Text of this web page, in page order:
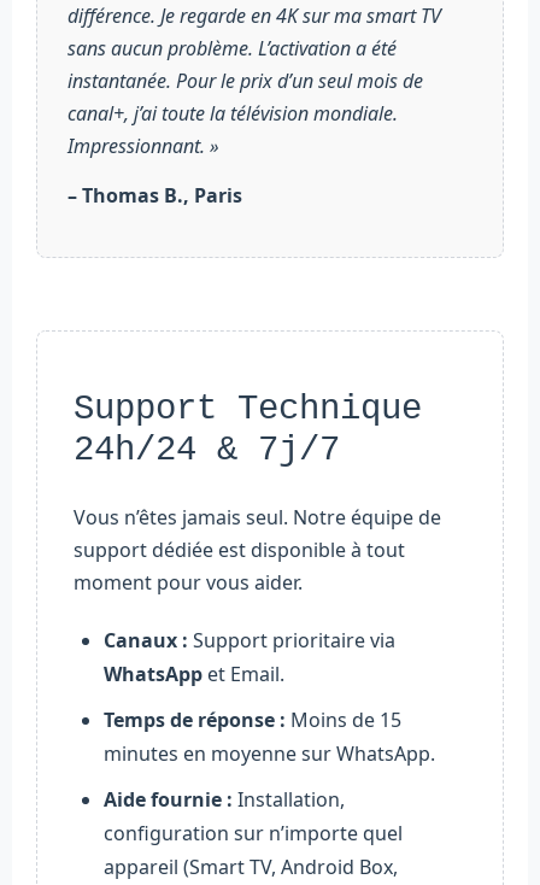
différence. Je regarde en 4K sur ma smart TV
sans aucun problème. L’activation a été
instantanée. Pour le prix d’un seul mois de
canal+, j’ai toute la télévision mondiale.
Impressionnant. »
– Thomas B., Paris
Support Technique
24h/24 & 7j/7
Vous n’êtes jamais seul. Notre équipe de
support dédiée est disponible à tout
moment pour vous aider.
Canaux : Support prioritaire via
WhatsApp et Email.
Temps de réponse : Moins de 15
minutes en moyenne sur WhatsApp.
Aide fournie : Installation,
configuration sur n’importe quel
appareil (Smart TV, Android Box,